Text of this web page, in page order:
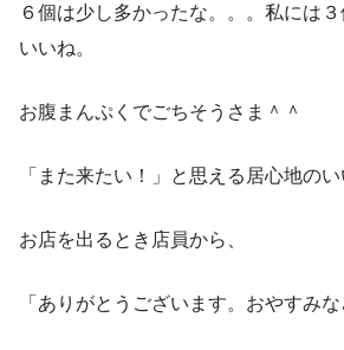
６個は少し多かったな。。。私には
いいね。
お腹まんぷくでごちそうさま＾＾
「また来たい！」と思える居心地の
お店を出るとき店員から、
「ありがとうございます。おやすみな